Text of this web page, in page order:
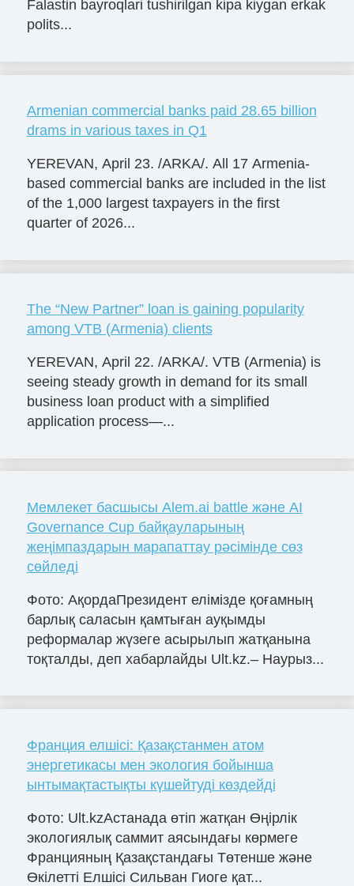
Falastin bayroqlari tushirilgan kipa kiygan erkak
polits...
Armenian commercial banks paid 28.65 billion
drams in various taxes in Q1
YEREVAN, April 23. /ARKA/. All 17 Armenia-
based commercial banks are included in the list
of the 1,000 largest taxpayers in the first
quarter of 2026...
The “New Partner” loan is gaining popularity
among VTB (Armenia) clients
YEREVAN, April 22. /ARKA/. VTB (Armenia) is
seeing steady growth in demand for its small
business loan product with a simplified
application process—...
Мемлекет басшысы Alem.ai battle және AI
Governance Cup байқауларының
жеңімпаздарын марапаттау рәсімінде сөз
сөйледі
Фото: АқордаПрезидент елімізде қоғамның
барлық саласын қамтыған ауқымды
реформалар жүзеге асырылып жатқанына
тоқталды, деп хабарлайды Ult.kz.– Наурыз...
Франция елшісі: Қазақстанмен атом
энергетикасы мен экология бойынша
ынтымақтастықты күшейтуді көздейді
Фото: Ult.kzАстанада өтіп жатқан Өңірлік
экологиялық саммит аясындағы көрмеге
Францияның Қазақстандағы Төтенше және
Өкілетті Елшісі Сильван Гиоге қат...